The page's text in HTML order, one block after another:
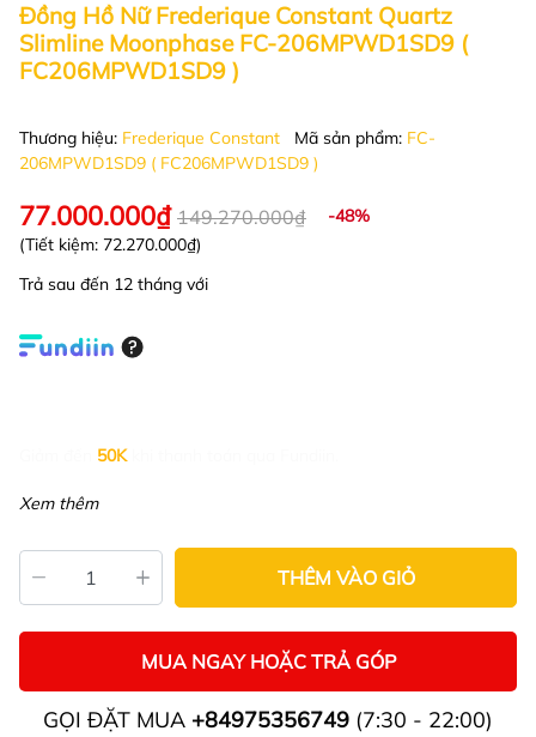
Đồng Hồ Nữ Frederique Constant Quartz
Slimline Moonphase FC-206MPWD1SD9 (
FC206MPWD1SD9 )
Thương hiệu: Frederique Constant Mã sản phẩm: FC-
206MPWD1SD9 ( FC206MPWD1SD9 )
77.000.000₫ 149.270.000₫
-48%
(Tiết kiệm: 72.270.000₫)
Trả sau đến 12 tháng với
50K
Xem thêm
THÊM VÀO GIỎ
MUA NGAY HOẶC TRẢ GÓP
GỌI ĐẶT MUA +84975356749 (7:30 - 22:00)